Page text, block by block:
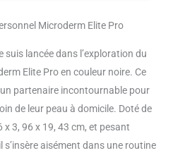
Microderm Elite Pro
suis lancée dans l’exploration du
Elite Pro en couleur noire. Ce
partenaire incontournable pour
de leur peau à domicile. Doté de
3, 96 x 19, 43 cm, et pesant
aisément dans une routine